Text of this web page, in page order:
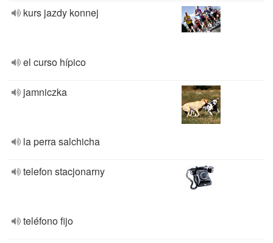
kurs jazdy konnej
el curso hípico
jamniczka
la perra salchicha
telefon stacjonarny
teléfono fijo